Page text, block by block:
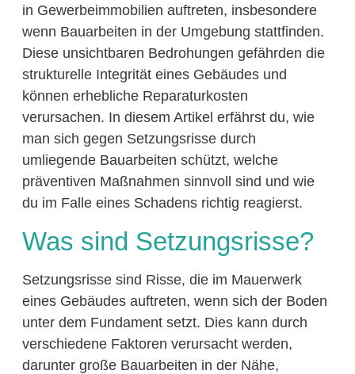
in Gewerbeimmobilien auftreten, insbesondere
wenn Bauarbeiten in der Umgebung stattfinden.
Diese unsichtbaren Bedrohungen gefährden die
strukturelle Integrität eines Gebäudes und
können erhebliche Reparaturkosten
verursachen. In diesem Artikel erfährst du, wie
man sich gegen Setzungsrisse durch
umliegende Bauarbeiten schützt, welche
präventiven Maßnahmen sinnvoll sind und wie
du im Falle eines Schadens richtig reagierst.
Was sind Setzungsrisse?
Setzungsrisse sind Risse, die im Mauerwerk
eines Gebäudes auftreten, wenn sich der Boden
unter dem Fundament setzt. Dies kann durch
verschiedene Faktoren verursacht werden,
darunter große Bauarbeiten in der Nähe,